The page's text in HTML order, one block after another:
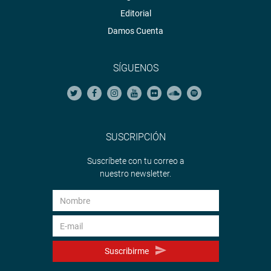
Editorial
Damos Cuenta
SÍGUENOS
SUSCRIPCIÓN
Suscríbete con tu correo a
nuestro newsletter.
Suscribirme